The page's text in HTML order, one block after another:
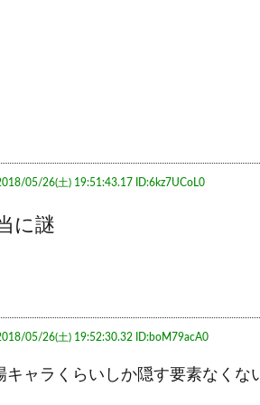
05/26(土) 19:51:43.17 ID:6kz7UCoL0
に謎
05/26(土) 19:52:30.32 ID:boM79acA0
キャラくらいしか隠す要素なくな